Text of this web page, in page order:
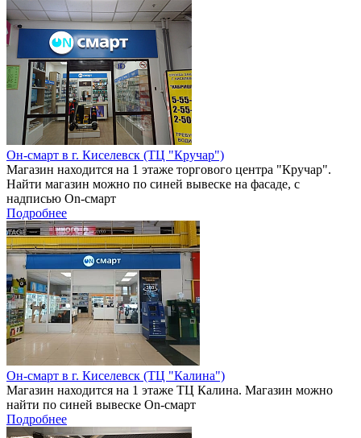
Он-смарт в г. Киселевск (ТЦ "Кручар")
Магазин находится на 1 этаже торгового центра "Кручар".
Найти магазин можно по синей вывеске на фасаде, с
надписью On-смарт
Подробнее
Он-смарт в г. Киселевск (ТЦ "Калина")
Магазин находится на 1 этаже ТЦ Калина. Магазин можно
найти по синей вывеске On-смарт
Подробнее